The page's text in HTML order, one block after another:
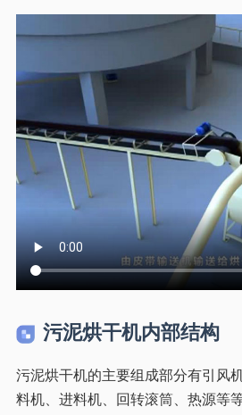
污泥烘干机内部结构
污泥烘干机的主要组成部分有引风
料机、进料机、回转滚筒、热源等